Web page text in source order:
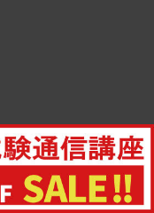
コミは？費用や合格率・他